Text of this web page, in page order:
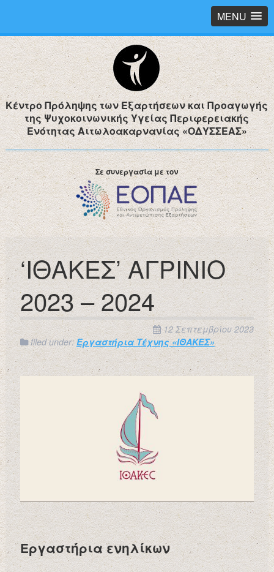
MENU
Κέντρο Πρόληψης των Εξαρτήσεων και Προαγωγής
της Ψυχοκοινωνικής Υγείας Περιφερειακής
Ενότητας Αιτωλοακαρνανίας «ΟΔΥΣΣΕΑΣ»
Σε συνεργασία με τον
‘ΙΘΑΚΕΣ’ ΑΓΡΙΝΙΟ
2023 – 2024
12 Σεπτεμβρίου 2023
filed under: Εργαστήρια Τέχνης «ΙΘΑΚΕΣ»
Εργαστήρια ενηλίκων